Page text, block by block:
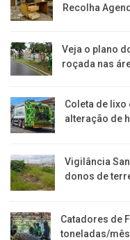
Recolha
Veja o plano
roçada nas
Coleta de lixo
alteração de
Vigilância
donos de
Catadores de
toneladas/